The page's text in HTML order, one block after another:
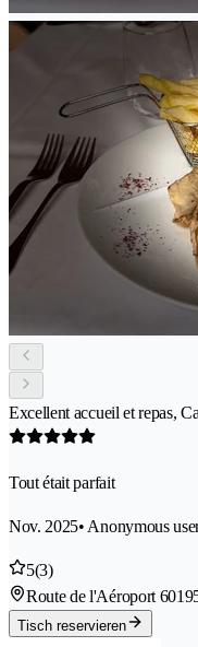
Excellent accueil et repas,
Tout était parfait
Nov. 2025• Anonymous
5(3)
Route de l'Aéroport 60
Tisch reservieren